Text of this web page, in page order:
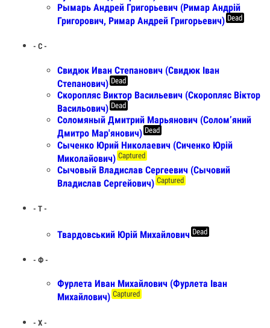
Рымарь Андрей Григорьевич (Римар Андрій
Григорович, Римар Андрей Григорьевич) Dead
- С -
Свидюк Иван Степанович (Свидюк Іван
Степанович) Dead
Скоропляс Виктор Васильевич (Скоропляс Віктор
Васильович) Dead
Соломяный Дмитрий Марьянович (Солом’яний
Дмитро Мар'янович) Dead
Сыченко Юрий Николаевич (Сиченко Юрій
Миколайович) Captured
Сычовый Владислав Сергеевич (Сычовий
Владислав Сергейович) Captured
- Т -
Твардовський Юрій Михайлович Dead
- Ф -
Фурлета Иван Михайлович (Фурлета Іван
Михайлович) Captured
- Х -